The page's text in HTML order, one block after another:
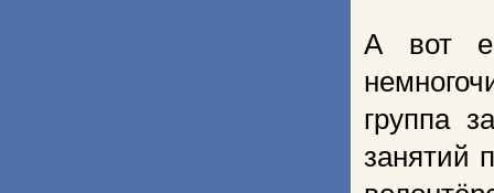
А вот
группа
занятий